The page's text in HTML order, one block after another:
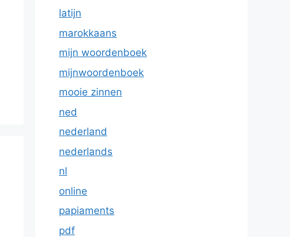
latijn
marokkaans
mijn woordenboek
mijnwoordenboek
mooie zinnen
ned
nederland
nederlands
nl
online
papiaments
pdf